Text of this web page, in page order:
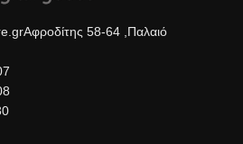
58-64 ,Παλαιό